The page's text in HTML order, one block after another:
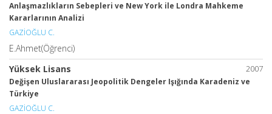
Anlaşmazlıkların Sebepleri ve New York ile Londra Mahkeme
Kararlarının Analizi
GAZİOĞLU C.
E.Ahmet(Öğrenci)
2007
Yüksek Lisans
Değişen Uluslararası Jeopolitik Dengeler Işığında Karadeniz ve
Türkiye
GAZİOĞLU C.